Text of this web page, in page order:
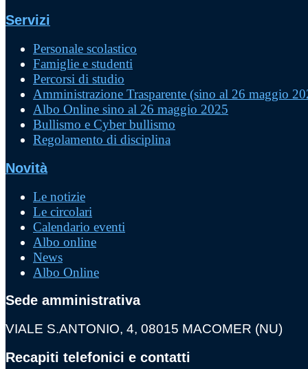
Servizi
Personale scolastico
Famiglie e studenti
Percorsi di studio
Amministrazione Trasparente (sino al 26 maggio
Albo Online sino al 26 maggio 2025
Bullismo e Cyber bullismo
Regolamento di disciplina
Novità
Le notizie
Le circolari
Calendario eventi
Albo online
News
Albo Online
Sede amministrativa
VIALE S.ANTONIO, 4, 08015 MACOMER (NU)
Recapiti telefonici e contatti